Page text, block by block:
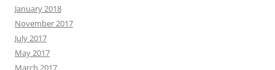
January 2018
November 2017
July 2017
May 2017
March 2017